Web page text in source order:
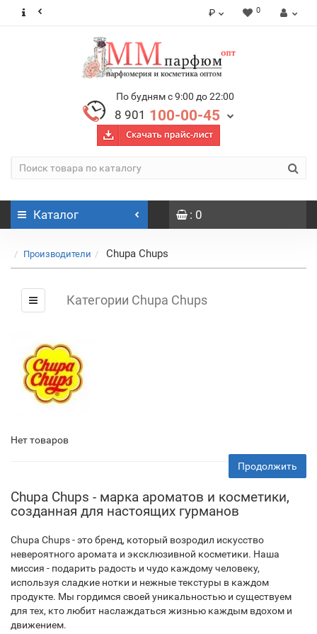
₽ 0
По будням с 9:00 до 22:00
8 901 100-00-45
Каталог : 0
Производители Chupa Chups
Категории Chupa Chups
Нет товаров
Продолжить
Chupa Chups - марка ароматов и косметики,
созданная для настоящих гурманов
Chupa Chups - это бренд, который возродил искусство
невероятного аромата и эксклюзивной косметики. Наша
миссия - подарить радость и чудо каждому человеку,
используя сладкие нотки и нежные текстуры в каждом
продукте. Мы гордимся своей уникальностью и существуем
для тех, кто любит наслаждаться жизнью каждым вдохом и
движением.